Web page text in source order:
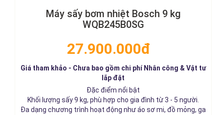
Máy sấy bơm nhiệt Bosch 9 kg
WQB245B0SG
27.900.000đ
Giá tham khảo - Chưa bao gồm chi phí Nhân công & Vật tư
lắp đặt
Đặc điểm nổi bật
Khối lượng sấy 9 kg, phù hợp cho gia đình từ 3 - 5 người.
Đa dạng chương trình hoạt động như áo sơ mi, đồ mỏng, ga